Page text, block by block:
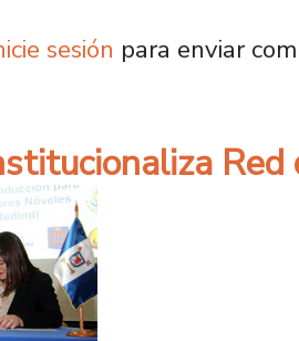
Opinión del Dr. Juan
sesión para enviar
Red